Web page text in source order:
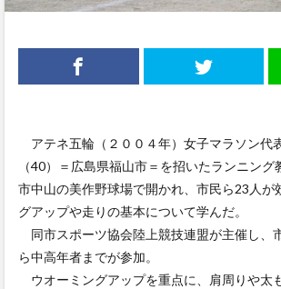
アテネ五輪（２００４年）女子マラソン代
（40）＝広島県福山市＝を招いたランニン
市中山の美作野球場で開かれ、市民ら23人が
グアップや走りの基本について学んだ。
同市スポーツ協会陸上競技連盟が主催し、
ら中高年者までが参加。
ウオーミングアップを重点に、肩周りや太